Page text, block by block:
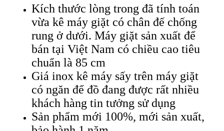
Kích thước lòng trong đã tính toán
vừa kê máy giặt có chân đế chống
rung ở dưới. Máy giặt sản xuất để
bán tại Việt Nam có chiều cao tiêu
chuẩn là 85 cm
Giá inox kê máy sấy trên máy giặt
có ngăn để đồ đang được rất nhiều
khách hàng tin tưởng sử dụng
Sản phẩm mới 100%, mới sản xuất,